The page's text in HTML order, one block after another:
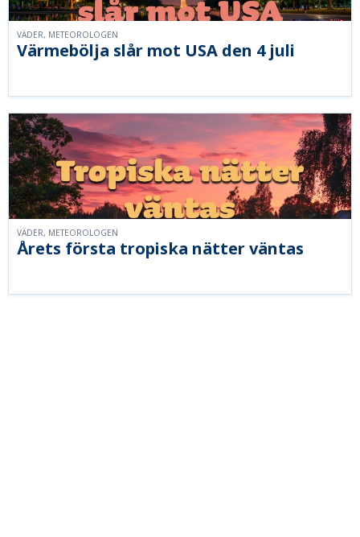
Värmebölja slår mot USA den 4 juli
VÄDER, METEOROLOGEN
Årets första tropiska nätter väntas
VÄDER, METEOROLOGEN